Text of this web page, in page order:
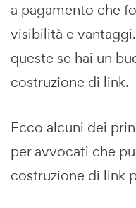
a pagamento che
visibilità e
queste se hai un
costruzione di link.
Ecco alcuni dei
per avvocati che
costruzione di link